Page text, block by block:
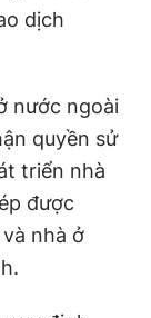
dịch
nước ngoài
quyền sử
triển nhà
được
nhà ở